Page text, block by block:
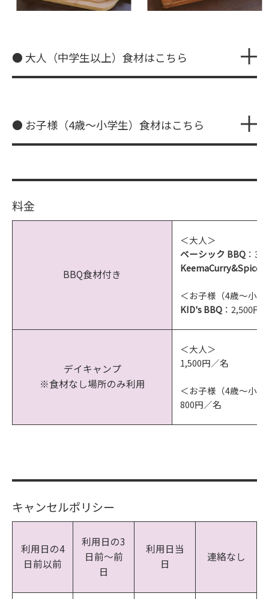
● 大人（中学生以上）食材はこちら
● お子様（4歳～小学生）食材はこちら
料金
BBQ食材付き
＜大人＞
ベーシック BBQ ：
＜お子様（4歳～小学
KID's BBQ ：2,500円
デイキャンプ
※食材なし場所のみ利用
＜大人＞
1,500円／名
＜お子様（4歳～小学
800円／名
キャンセルポリシー
利用日の4
日前以前
利用日の3
日前～前
日
利用日当
日
連絡なし